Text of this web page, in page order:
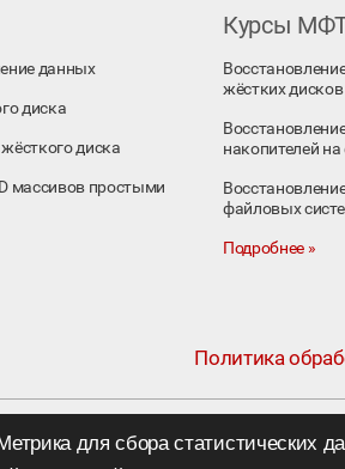
данных
диска
диска
массивов простыми
Курсы
жёстких дисков
накопителей
файловых
Подробнее »
Политика
для сбора статистических